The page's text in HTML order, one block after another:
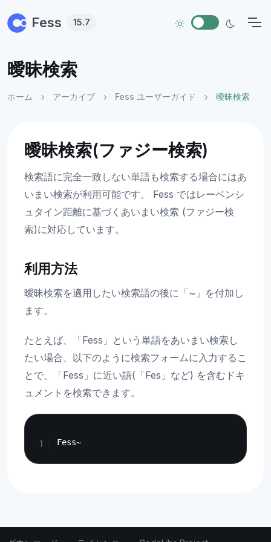
Fess 15.7
曖昧検索
ホーム アーカイブ Fess ユーザーガイド 曖昧検索
曖昧検索(ファジー検索)
検索語に完全一致しない単語も検索する場合にはあ
いまい検索が利用可能です。 Fess ではレーベンシ
ュタイン距離に基づくあいまい検索 (ファジー検
索)に対応しています。
利用方法
曖昧検索を適用したい検索語の後に「~」を付加し
ます。
たとえば、「Fess」という単語をあいまい検索し
たい場合、以下のように検索フォームに入力するこ
とで、「Fess」に近い語(「Fes」など) を含むドキ
ュメントを検索できます。